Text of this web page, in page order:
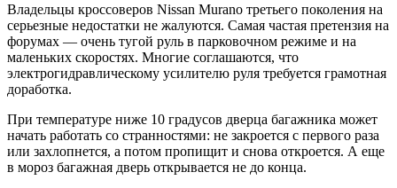
Владельцы кроссоверов Nissan Murano третьего поколения на
серьезные недостатки не жалуются. Самая частая претензия на
форумах — очень тугой руль в парковочном режиме и на
маленьких скоростях. Многие соглашаются, что
электрогидравлическому усилителю руля требуется грамотная
доработка.
При температуре ниже 10 градусов дверца багажника может
начать работать со странностями: не закроется с первого раза
или захлопнется, а потом пропищит и снова откроется. А еще
в мороз багажная дверь открывается не до конца.